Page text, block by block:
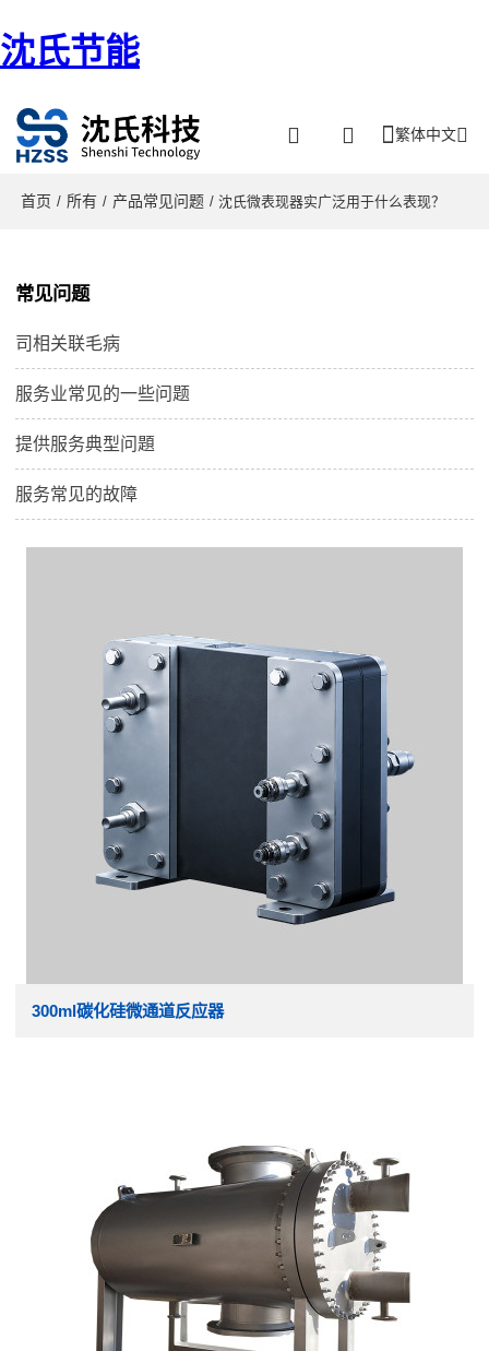
沈氏节能
繁体中文
首页 / 所有 / 产品常见问题 / 沈氏微表现器实广泛用于什么表现？
常见问题
司相关联毛病
服务业常见的一些问题
提供服务典型问題
服务常见的故障
300ml碳化硅微通道反应器